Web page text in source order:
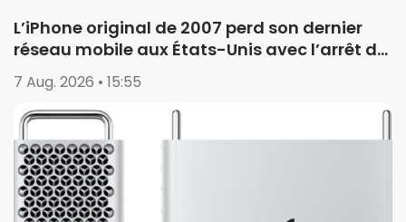
L’iPhone original de 2007 perd son dernier
réseau mobile aux États-Unis avec l’arrêt de
la 2G
7 Aug. 2026 • 15:55